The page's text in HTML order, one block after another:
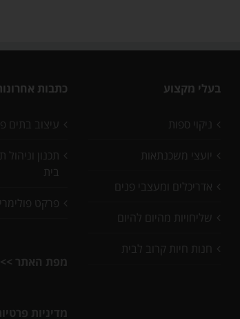
בעלי מקצוע
ניקוי ספות
יועצי משכנתאות
אדריכלים ומעצבי פנים
שליחויות מהיום להיום
חנות חיות קרוב לבית
כתבות
עיצוב בתים
תכנון
בית
פרקט
מפת האתר >>
מדיניות